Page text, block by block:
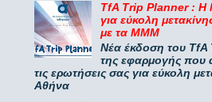
TfA Trip Planner : Η
για εύκολη
με τα ΜΜΜ
Νέα έκδοση του TfA
της εφαρμογής που
τις ερωτήσεις σας για εύκολη
Αθήνα